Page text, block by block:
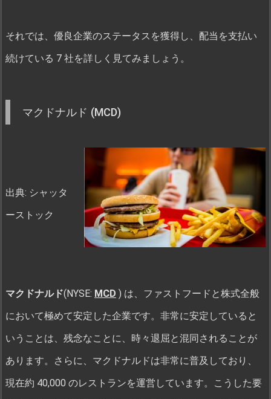
それでは、優良企業のステータスを獲得し、配当を支払い
続けている 7 社を詳しく見てみましょう。
マクドナルド (MCD)
出典: シャッタ
ーストック
マクドナルド(NYSE: MCD ) は、ファストフードと株式全般
において極めて安定した企業です。非常に安定していると
いうことは、残念なことに、時々退屈と混同されることが
あります。さらに、マクドナルドは非常に普及しており、
現在約 40,000 のレストランを運営しています。こうした要